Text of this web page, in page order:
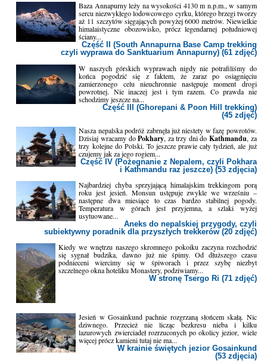
Baza Annapurny leży na wysokości 4130 m n.p.m., w samym
sercu niezwykłego lodowcowego cyrku, którego brzegi tworzy
aż 11 szczytów sięgających powyżej 6000 metrów. Niewielkie
himalaistyczne obozowisko, prócz legendarnej południowej
ściany...
Część II (South Annapurna Base Camp trekking
czyli wyprawa do Sanktuarium Annapurny) (61 zdjęć)
W naszych górskich wyprawach nigdy nie potrafiliśmy do
końca pogodzić się z faktem, że zaraz po osiągnięciu
zamierzonego celu nieuchronnie następuje moment drogi
powrotnej. Nie inaczej jest i tym razem. Co prawda nie
schodzimy jeszcze na...
Część III (Ghorepani & Poon Hill trekking)
(45 zdjęć)
Nasza nepalska podróż zabrnęła już niestety w fazę powrotów.
Dzisiaj wracamy doPokhary, za trzy dni doKathmandu, za
trzy kolejne do Polski. To jeszcze prawie cały tydzień, ale już
czujemy jak za jego rogiem...
Część IV (Pożegnanie z Nepalem, czyli Pokhara
i Kathmandu raz jeszcze) (53 zdjęcia)
Najbardziej chyba sprzyjającą himalajskim trekkingom porą
roku jest jesień. Monsun ustępuje zwykle we wrześniu –
następne dwa miesiące to czas bardzo stabilnej pogody.
Temperatura w górach jest przyjemna, a szlaki wyżej
usytuowane...
Aneks do nepalskiej przygody, czyli
subiektywny poradnik dla przyszłych trekkerów (20 zdjęć)
Kiedy we wnętrzu naszego skromnego pokoiku zaczyna rozchodzić
się sygnał budzika, dawno już nie śpimy. Od dłuższego czasu
podnieceni wiercimy się w śpiworach i przez szybę niezbyt
szczelnego okna hoteliku Monastery, podziwiamy...
W stronę Tsergo Ri (71 zdjęć)
Jesień w Gosainkund pachnie rozgrzaną słońcem skałą. Nic
dziwnego. Przecież nie licząc bezkresu nieba i kilku
lazurowych zwierciadeł rozrzuconych po okolicy jezior, wiele
więcej prócz kamieni tutaj nie ma...
W krainie świętych jezior Gosainkund
(53 zdjęcia)